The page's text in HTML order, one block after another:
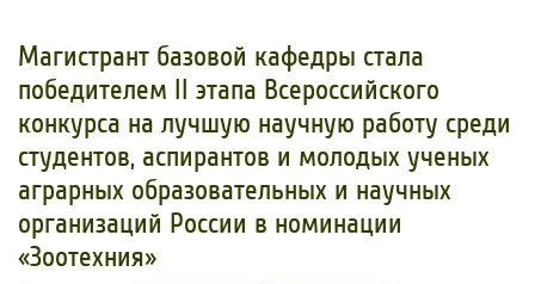
​Магистрант базовой кафедры стала
победителем II этапа Всероссийского
конкурса на лучшую научную работу среди
студентов, аспирантов и молодых ученых
аграрных образовательных и научных
организаций России в номинации
«Зоотехния»